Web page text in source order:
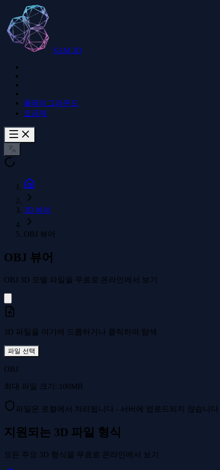
SAM 3D
플레이그라운드
요금제
3D 뷰어
OBJ 뷰어
OBJ 뷰어
OBJ 3D 모델 파일을 무료로 온라인에서 보기
3D 파일을 여기에 드롭하거나 클릭하여 탐색
파일 선택
OBJ
최대 파일 크기: 100MB
파일은 로컬에서 처리됩니다 - 서버에 업로드되지 않습니다
지원되는 3D 파일 형식
모든 주요 3D 형식을 무료로 온라인에서 보기